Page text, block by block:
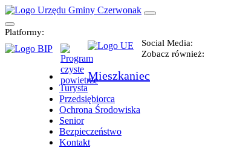
Platformy:
Social Media:
Zobacz również:
Mieszkaniec
Turysta
Przedsiębiorca
Ochrona Środowiska
Senior
Bezpieczeństwo
Kontakt